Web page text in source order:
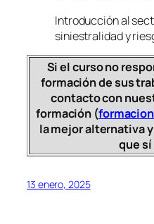
Introducción al
siniestralidad y
Si el curso no
formación de sus
contacto con
formación (
la mejor alternativa
que sí
13 enero, 2025